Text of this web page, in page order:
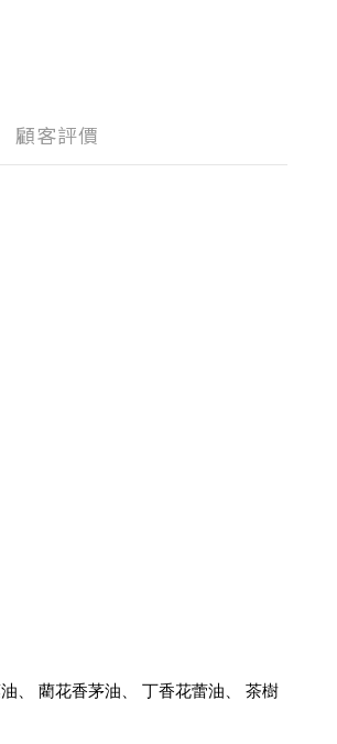
顧客評價
、 藺花香茅油、 丁香花蕾油、 茶樹